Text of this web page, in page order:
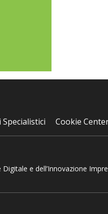
Cookie
e dell’Innovazione